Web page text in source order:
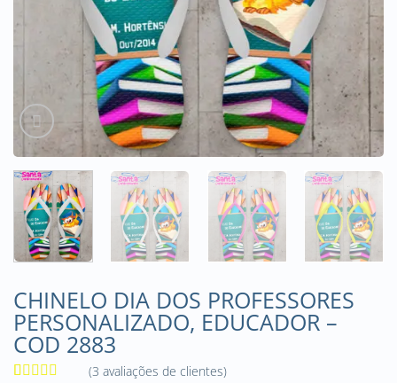
CHINELO DIA DOS PROFESSORES
PERSONALIZADO, EDUCADOR –
COD 2883
(3 avaliações de clientes)